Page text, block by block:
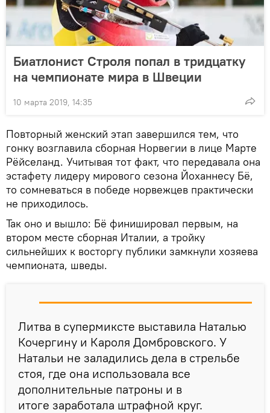
Биатлонист Строля попал в тридцатку
на чемпионате мира в Швеции
10 марта 2019, 14:35
Повторный женский этап завершился тем, что
гонку возглавила сборная Норвегии в лице Марте
Рёйселанд. Учитывая тот факт, что передавала она
эстафету лидеру мирового сезона Йоханнесу Бё,
то сомневаться в победе норвежцев практически
не приходилось.
Так оно и вышло: Бё финишировал первым, на
втором месте сборная Италии, а тройку
сильнейших к восторгу публики замкнули хозяева
чемпионата, шведы.
Литва в супермиксте выставила Наталью
Кочергину и Кароля Домбровского. У
Натальи не заладились дела в стрельбе
стоя, где она использовала все
дополнительные патроны и в
итоге заработала штрафной круг.